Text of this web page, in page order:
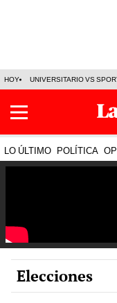
HOY UNIVERSITARIO VS
LO ÚLTIMO POLÍTICA
Elecciones